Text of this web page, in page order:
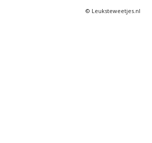
© Leuksteweetjes.nl